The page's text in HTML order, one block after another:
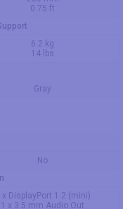
0.75 ft
6.2 kg
14 lbs
Gray
No
x DisplayPort 1.2 (mini)
1 x 3.5 mm Audio Out